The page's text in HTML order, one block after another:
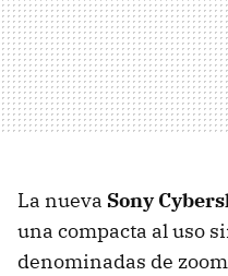
La nueva Sony
una compacta al uso
denominadas de